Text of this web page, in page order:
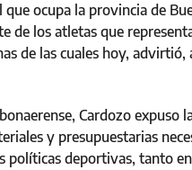
ocupa la provincia de
de los atletas que
de las cuales hoy,
Cardozo expuso
y presupuestarias
políticas deportivas, tanto